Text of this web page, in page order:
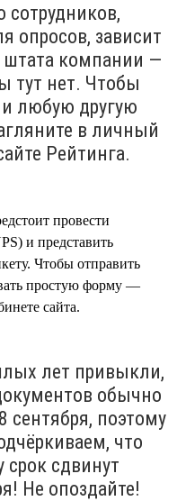
сотрудников,
опросов, зависит
штата компании —
тут нет. Чтобы
и любую другую
в личный
Рейтинга.
провести
и представить
Чтобы отправить
простую форму —
сайта.
лет привыкли,
обычно
сентября, поэтому
что
срок сдвинут
Не опоздайте!